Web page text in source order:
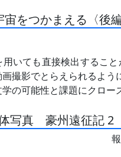
宙をつかまえる〈
用いても直接検出するこ
撮影でとらえられるよう
の可能性と課題にクロー
写真 豪州遠征記